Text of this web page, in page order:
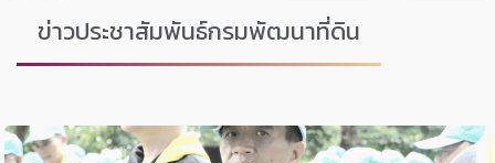
ข่าวประชาสัมพันธ์กรมพัฒนาที่ดิน